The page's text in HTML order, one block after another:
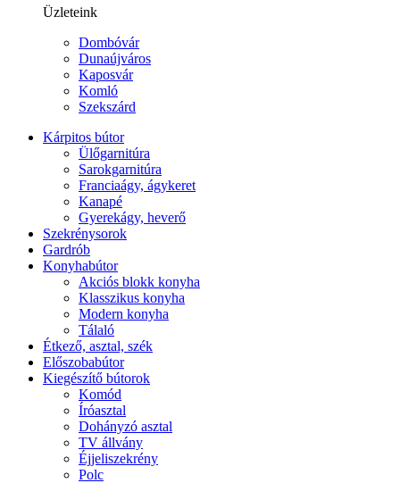
Üzleteink
Dombóvár
Dunaújváros
Kaposvár
Komló
Szekszárd
Kárpitos bútor
Ülőgarnitúra
Sarokgarnitúra
Franciaágy, ágykeret
Kanapé
Gyerekágy, heverő
Szekrénysorok
Gardrób
Konyhabútor
Akciós blokk konyha
Klasszikus konyha
Modern konyha
Tálaló
Étkező, asztal, szék
Előszobabútor
Kiegészítő bútorok
Komód
Íróasztal
Dohányzó asztal
TV állvány
Éjjeliszekrény
Polc